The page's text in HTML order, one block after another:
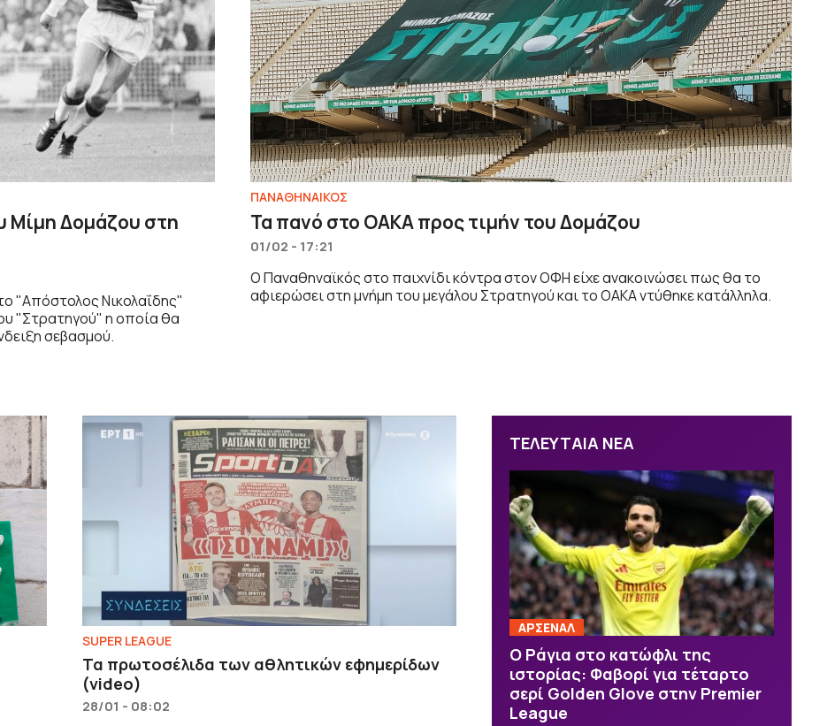
Μίμη Δομάζου στη
"Απόστολος Νικολαΐδης"
"Στρατηγού" η οποία θα
σεβασμού.
ΠΑΝΑΘΗΝΑΙΚΟΣ
Τα πανό στο ΟΑΚΑ προς τιμήν του Δομάζου
01/02 - 17:21
Ο Παναθηναϊκός στο παιχνίδι κόντρα στον ΟΦΗ είχε ανακοινώσει πως θα το
αφιερώσει στη μνήμη του μεγάλου Στρατηγού και το ΟΑΚΑ ντύθηκε κατάλληλα.
SUPER LEAGUE
Τα πρωτοσέλιδα των αθλητικών εφημερίδων
(video)
28/01 - 08:02
ΤΕΛΕΥΤΑΙΑ ΝΕΑ
ΑΡΣΕΝΑΛ
Ο Ράγια στο κατώφλι της
ιστορίας: Φαβορί για τέταρτο
σερί Golden Glove στην Premier
League